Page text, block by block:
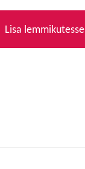
Lisa lemmikutesse